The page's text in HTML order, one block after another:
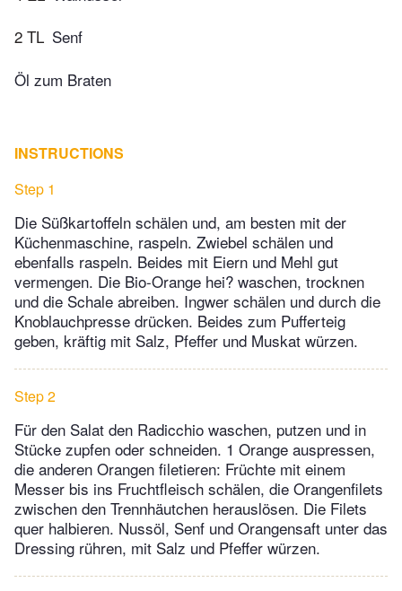
2 TL Senf
Öl zum Braten
INSTRUCTIONS
Step 1
Die Süßkartoffeln schälen und, am besten mit der
Küchenmaschine, raspeln. Zwiebel schälen und
ebenfalls raspeln. Beides mit Eiern und Mehl gut
vermengen. Die Bio-Orange hei? waschen, trocknen
und die Schale abreiben. Ingwer schälen und durch die
Knoblauchpresse drücken. Beides zum Pufferteig
geben, kräftig mit Salz, Pfeffer und Muskat würzen.
Step 2
Für den Salat den Radicchio waschen, putzen und in
Stücke zupfen oder schneiden. 1 Orange auspressen,
die anderen Orangen filetieren: Früchte mit einem
Messer bis ins Fruchtfleisch schälen, die Orangenfilets
zwischen den Trennhäutchen herauslösen. Die Filets
quer halbieren. Nussöl, Senf und Orangensaft unter das
Dressing rühren, mit Salz und Pfeffer würzen.